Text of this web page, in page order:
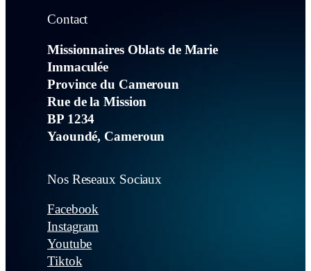
Contact
Missionnaires Oblats de Marie
Immaculée
Province du Cameroun
Rue de la Mission
BP 1234
Yaoundé, Cameroun
Nos Reseaux Sociaux
Facebook
Instagram
Youtube
Tiktok